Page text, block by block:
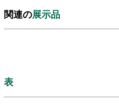
関連の展示品
表